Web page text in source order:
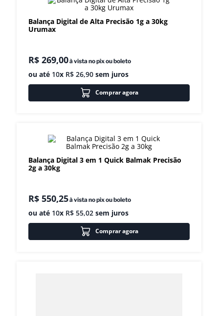
Balança Digital de Alta Precisão 1g a 30kg
Urumax
R$ 269,00à vista no pix ou boleto
ou até 10x R$ 26,90 sem juros
Comprar agora
Balança Digital 3 em 1 Quick Balmak Precisão
2g a 30kg
R$ 550,25à vista no pix ou boleto
ou até 10x R$ 55,02 sem juros
Comprar agora
amassadeira